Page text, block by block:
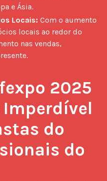
e Ásia.
Locais: Com o aumento
locais ao redor do
nas vendas,
2025
Imperdível
do
do